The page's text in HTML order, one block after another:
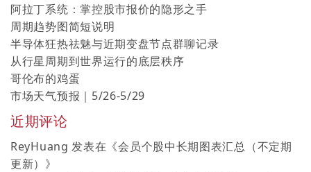
阿拉丁系统：掌控股市报价的隐形之手
周期趋势图简短说明
半导体狂热祛魅与近期变盘节点群聊记录
从行星周期到世界运行的底层秩序
哥伦布的鸡蛋
市场天气预报｜5/26-5/29
近期评论
ReyHuang 发表在《会员个股中长期图表汇总（不定期
更新） 》